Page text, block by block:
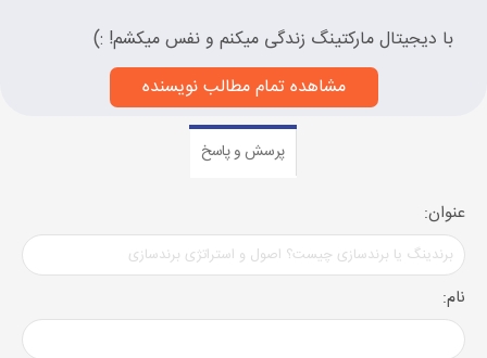
با دیجیتال مارکتینگ زندگی میکنم و نفس میکشم! :)
مشاهده تمام مطالب نویسنده
پرسش و پاسخ
عنوان:
نام: